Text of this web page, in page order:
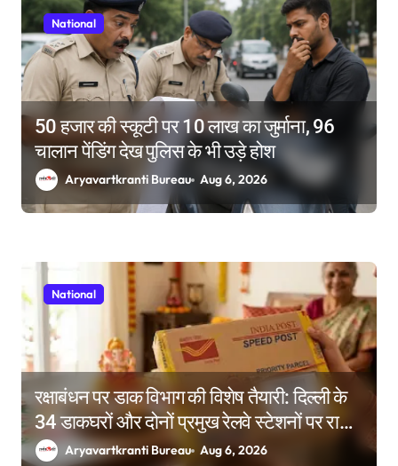
National
50 हजार की स्कूटी पर 10 लाख का जुर्माना, 96
चालान पेंडिंग देख पुलिस के भी उड़े होश
Aryavartkranti Bureau Aug 6, 2026
National
रक्षाबंधन पर डाक विभाग की विशेष तैयारी: दिल्ली के
34 डाकघरों और दोनों प्रमुख रेलवे स्टेशनों पर राखी
बुकिंग के विशेष काउंटर
Aryavartkranti Bureau Aug 6, 2026